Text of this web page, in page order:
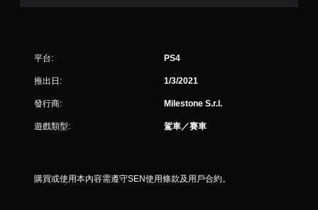
星
平台: PS4
推出日: 1/3/2021
發行商: Milestone S.r.l.
遊戲類型: 駕車／賽車
購買或使用本內容需遵守SEN使用條款及用戶合約。